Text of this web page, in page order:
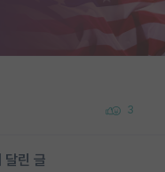
3
달린 글